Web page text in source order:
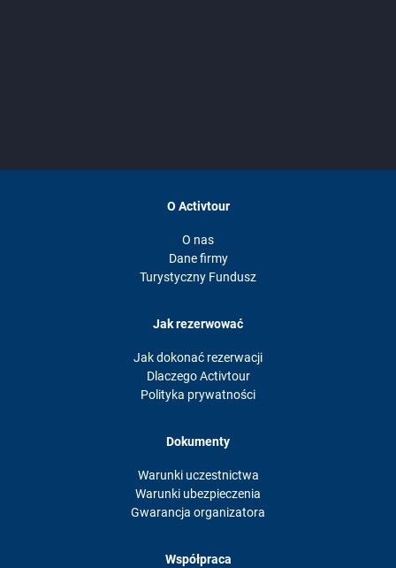
O Activtour
O nas
Dane firmy
Turystyczny Fundusz
Jak rezerwować
Jak dokonać rezerwacji
Dlaczego Activtour
Polityka prywatności
Dokumenty
Warunki uczestnictwa
Warunki ubezpieczenia
Gwarancja organizatora
Współpraca